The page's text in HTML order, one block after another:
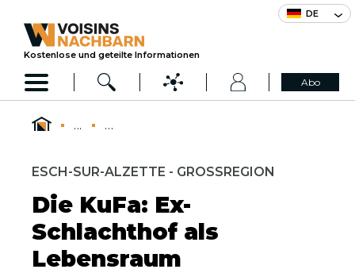
DE
Kostenlose und geteilte Informationen
Abo
... ...
ESCH-SUR-ALZETTE - GROSSREGION
Die KuFa: Ex-
Schlachthof als
Lebensraum